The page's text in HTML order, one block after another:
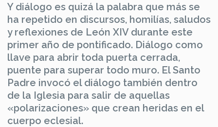
Y diálogo es quizá la palabra que más se
ha repetido en discursos, homilías, saludos
y reflexiones de León XIV durante este
primer año de pontificado. Diálogo como
llave para abrir toda puerta cerrada,
puente para superar todo muro. El Santo
Padre invocó el diálogo también dentro
de la Iglesia para salir de aquellas
«polarizaciones» que crean heridas en el
cuerpo eclesial.